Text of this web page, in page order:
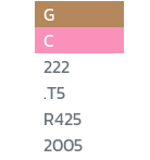
G
C
222
.T5
R425
2005